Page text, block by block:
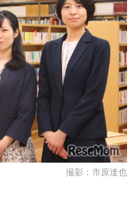
撮影：市原達也